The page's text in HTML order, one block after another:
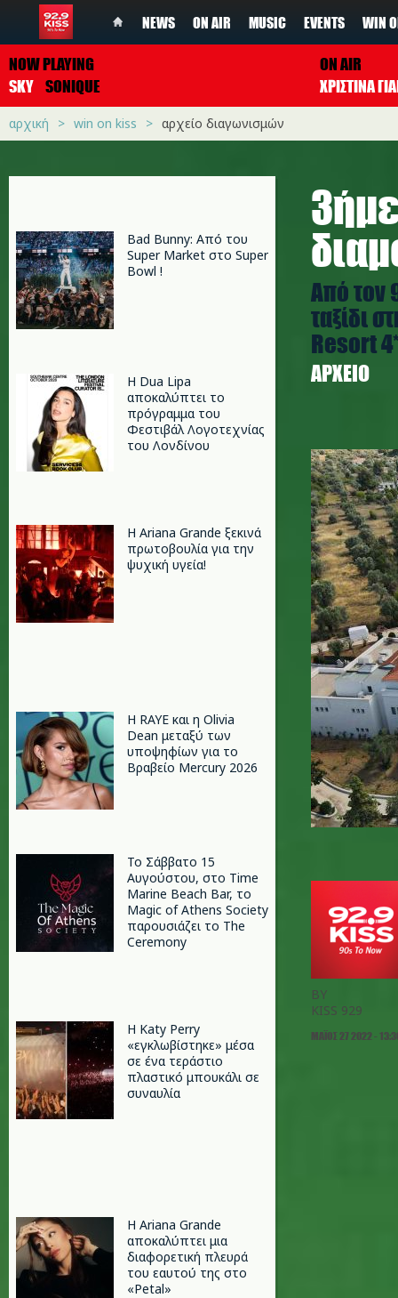
NEWS ON AIR MUSIC EVENTS WIN
NOW PLAYING
SKY SONIQUE
ON AIR
ΧΡΙΣΤΙΝΑ
αρχική win on kiss αρχείο διαγωνισμών
Bad Bunny: Από του
Super Market στο Super
Bowl !
Η Dua Lipa
αποκαλύπτει το
πρόγραμμα του
Φεστιβάλ Λογοτεχνίας
του Λονδίνου
Η Ariana Grande ξεκινά
πρωτοβουλία για την
ψυχική υγεία!
Η RAYE και η Olivia
Dean μεταξύ των
υποψηφίων για το
Βραβείο Mercury 2026
Το Σάββατο 15
Αυγούστου, στο Time
Marine Beach Bar, το
Magic of Athens Society
παρουσιάζει το The
Ceremony
H Katy Perry
«εγκλωβίστηκε» μέσα
σε ένα τεράστιο
πλαστικό μπουκάλι σε
συναυλία
Η Ariana Grande
αποκαλύπτει μια
διαφορετική πλευρά
του εαυτού της στο
«Petal»
Από τον
ταξίδι
Resort
ΑΡΧΕΊΟ
BY
KISS 929
ΜΆΙΟΣ 27 2022 -